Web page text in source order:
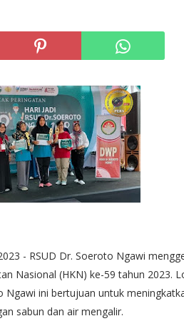
- RSUD Dr. Soeroto Ngawi
Nasional (HKN) ke-59 tahun 2023.
ini bertujuan untuk
sabun dan air mengalir.